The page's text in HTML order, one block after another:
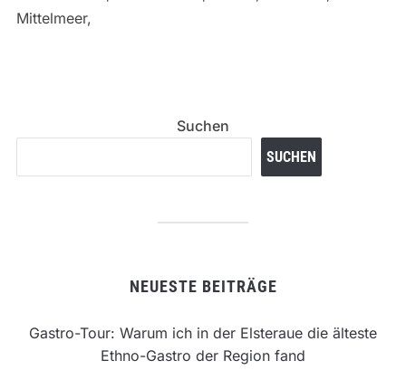
Mittelmeer,
Suchen
SUCHEN
NEUESTE BEITRÄGE
Gastro-Tour: Warum ich in der Elsteraue die älteste
Ethno-Gastro der Region fand